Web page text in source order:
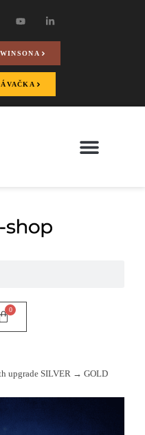
0
upgrade SILVER → GOLD